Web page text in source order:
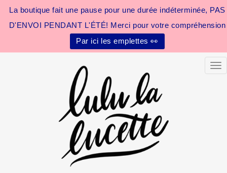
La boutique fait une pause pour une durée indéterminée, PAS
D'ENVOI PENDANT L'ÉTÉ! Merci pour votre compréhension
Par ici les emplettes 👀